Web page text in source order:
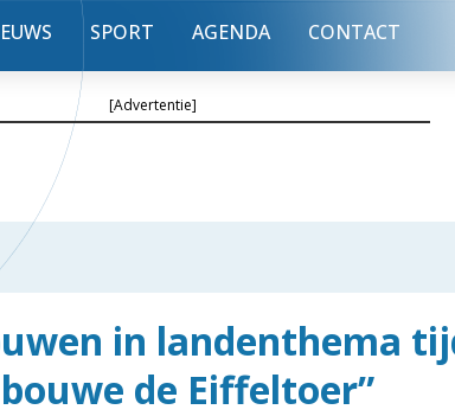
SPORT AGENDA CONTACT
[Advertentie]
in landenthema
de Eiffeltoer”